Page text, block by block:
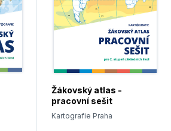
Žákovský atlas -
pracovní sešit
Kartografie Praha